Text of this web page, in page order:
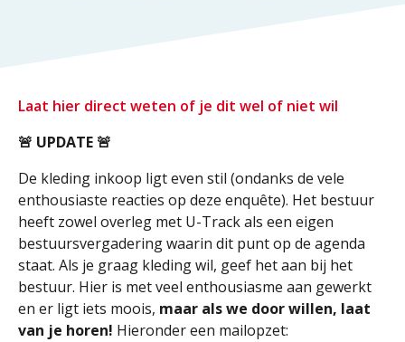
Laat hier direct weten of je dit wel of niet wil
🚨 UPDATE 🚨
De kleding inkoop ligt even stil (ondanks de vele
enthousiaste reacties op deze enquête). Het bestuur
heeft zowel overleg met U-Track als een eigen
bestuursvergadering waarin dit punt op de agenda
staat. Als je graag kleding wil, geef het aan bij het
bestuur. Hier is met veel enthousiasme aan gewerkt
en er ligt iets moois, maar als we door willen, laat
van je horen! Hieronder een mailopzet: